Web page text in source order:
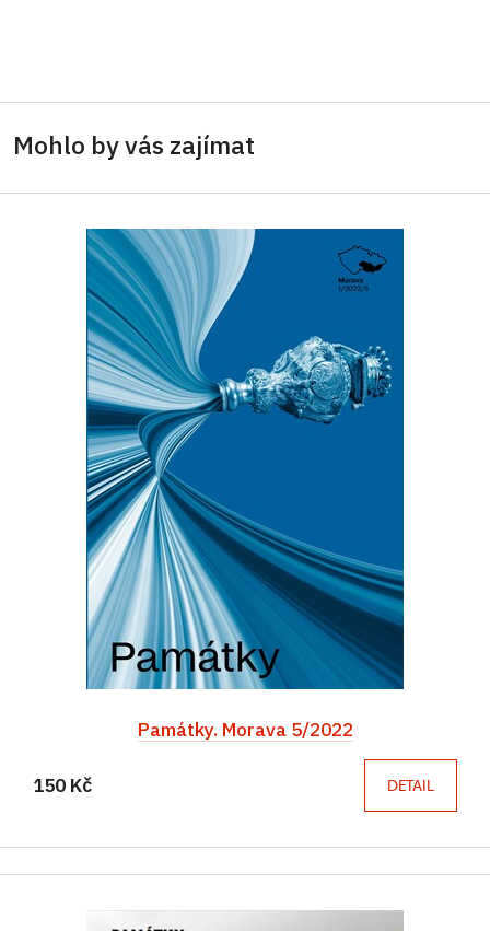
Mohlo by vás zajímat
Památky. Morava 5/2022
150 Kč DETAIL